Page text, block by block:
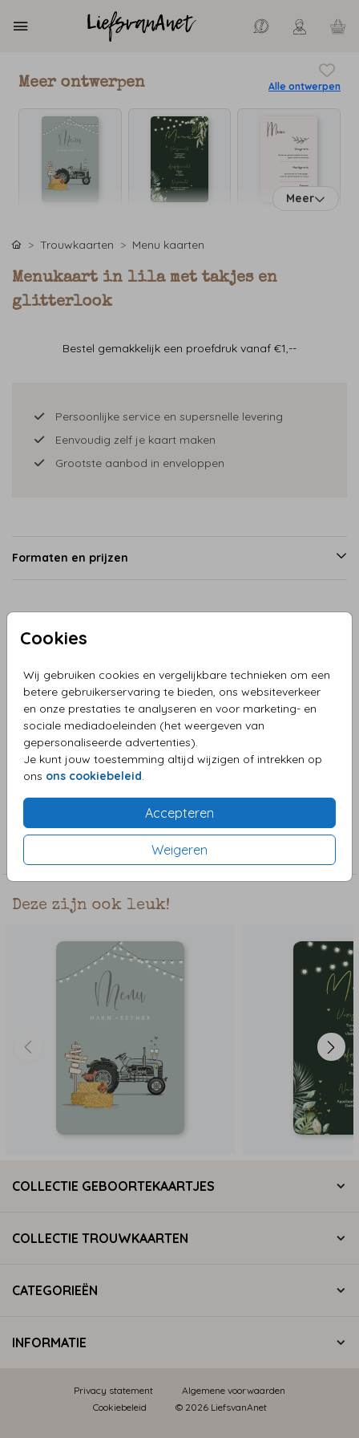
Cookies
Wij gebruiken cookies en vergelijkbare technieken om een
betere gebruikerservaring te bieden, ons websiteverkeer
en onze prestaties te analyseren en voor marketing- en
sociale mediadoeleinden (het weergeven van
gepersonaliseerde advertenties).
Je kunt jouw toestemming altijd wijzigen of intrekken op
ons ons cookiebeleid
Accepteren
Weigeren
Meer ontwerpen Alle ontwerpen
Meer
Trouwkaarten Menu kaarten
Menukaart in lila met takjes en
glitterlook
Bestel gemakkelijk een proefdruk vanaf €1,--
Persoonlijke service en supersnelle levering
Eenvoudig zelf je kaart maken
Grootste aanbod in enveloppen
Formaten en prijzen
Wilt u een stijlvolle menukaart in een unieke kleur? Kies dan
voor de menukaart in lila met takjes en glitterlook! Deze
bloemrijke menukaart is perfect voor een romantisch diner
of een bruiloft. De kleur lila staat voor liefde en passie, dus
wat kan er nog mooier zijn dan dit?
Toon meer
Collectie
Deze zijn ook leuk!
COLLECTIE GEBOORTEKAARTJES
COLLECTIE TROUWKAARTEN
CATEGORIEËN
INFORMATIE
Privacy statement
Algemene voorwaarden
Cookiebeleid
© 2026 LiefsvanAnet